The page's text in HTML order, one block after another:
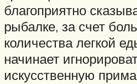
благоприятно
рыбалке, за счет
количества легкой
начинает
искусственную